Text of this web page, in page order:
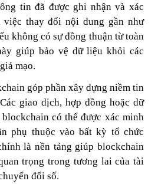
tin đã được ghi nhận và xác
việc thay đổi nội dung gần như
không có sự đồng thuận từ toàn
giúp bảo vệ dữ liệu khỏi các
mạo.
góp phần xây dựng niềm tin
giao dịch, hợp đồng hoặc dữ
có thể được xác minh
phụ thuộc vào bất kỳ tổ chức
là nền tảng giúp blockchain
trọng trong tương lai của tài
đổi số.